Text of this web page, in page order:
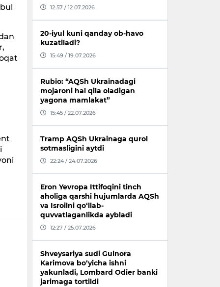
12:57 / 12.07.2026
20-iyul kuni qanday ob-havo
kuzatiladi?
15:49 / 19.07.2026
Rubio: “AQSh Ukrainadagi
mojaroni hal qila oladigan
yagona mamlakat”
15:45 / 22.07.2026
Tramp AQSh Ukrainaga qurol
sotmasligini aytdi
22:24 / 24.07.2026
Eron Yevropa Ittifoqini tinch
aholiga qarshi hujumlarda AQSh
va Isroilni qo‘llab-
quvvatlaganlikda aybladi
12:27 / 25.07.2026
Shveysariya sudi Gulnora
Karimova bo‘yicha ishni
yakunladi, Lombard Odier banki
jarimaga tortildi